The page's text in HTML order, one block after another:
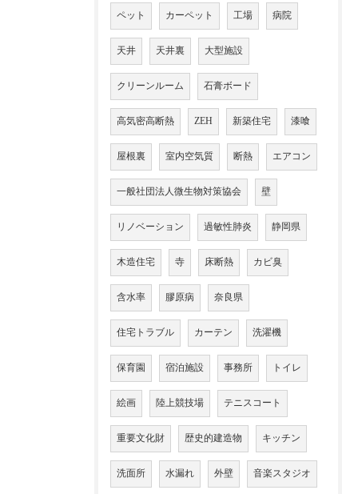
ペット カーペット 工場 病院
天井 天井裏 大型施設
クリーンルーム 石膏ボード
高気密高断熱 ZEH 新築住宅 漆喰
屋根裏 室内空気質 断熱 エアコン
一般社団法人微生物対策協会 壁
リノベーション 過敏性肺炎 静岡県
木造住宅 寺 床断熱 カビ臭
含水率 膠原病 奈良県
住宅トラブル カーテン 洗濯機
保育園 宿泊施設 事務所 トイレ
絵画 陸上競技場 テニスコート
重要文化財 歴史的建造物 キッチン
洗面所 水漏れ 外壁 音楽スタジオ